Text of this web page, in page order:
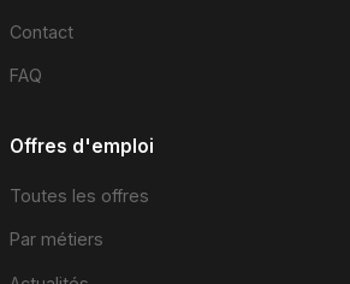
Contact
FAQ
Offres d'emploi
Toutes les offres
Par métiers